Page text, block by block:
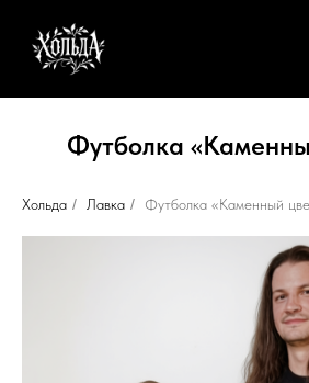
Футболка
Хольда / Лавка / Футболка «Каменный